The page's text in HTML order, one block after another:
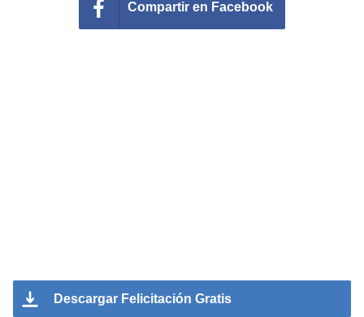
Compartir en Facebook
Descargar Felicitación Gratis